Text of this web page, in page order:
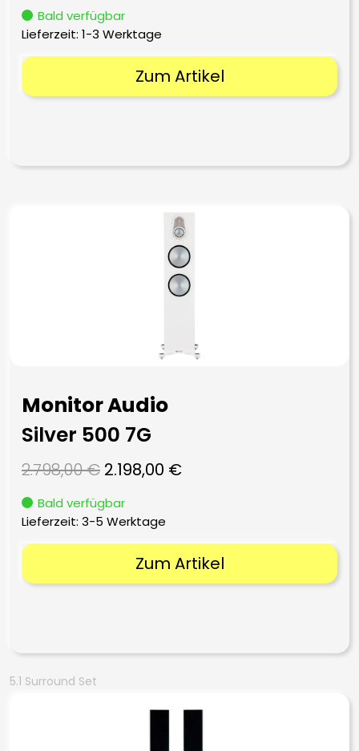
war:
848,00 €678,00 €.
Bald verfügbar
Lieferzeit: 1-3 Werktage
Zum Artikel
Monitor Audio
Silver 500 7G
2.798,00€ Ursprünglicher
war:
2.798,00 €
2.198,00 €Aktueller
2.198,00 €.
Bald verfügbar
Lieferzeit: 3-5 Werktage
Zum Artikel
5.1 Surround Set